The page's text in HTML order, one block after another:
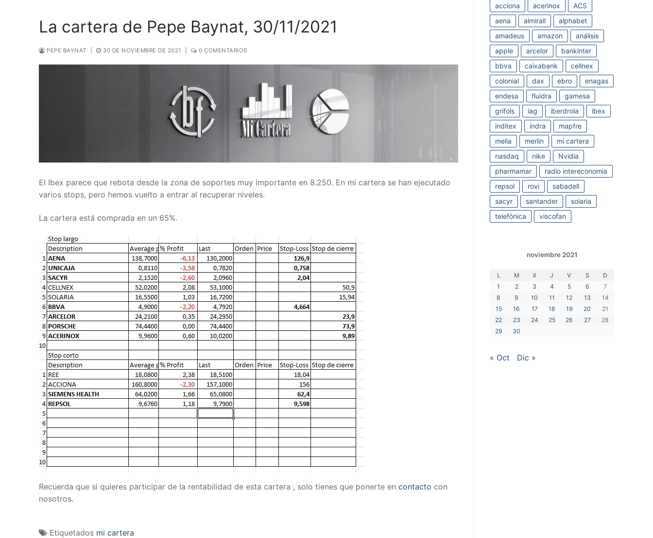
La cartera de Pepe Baynat, 30/11/2021
PEPE BAYNAT 30 DE NOVIEMBRE DE 2021 0 COMENTARIOS
El Ibex parece que rebota desde la zona de soportes muy importante en 8.250. En mi cartera se han ejecutado
varios stops, pero hemos vuelto a entrar al recuperar niveles.
La cartera está comprada en un 65%.
Recuerda que si quieres participar de la rentabilidad de esta cartera , solo tienes que ponerte en contacto con
nosotros.
Etiquetados mi cartera
acciona acerinox
ACS
aena
almirall
alphabet
amadeus
amazon
análisis
apple
arcelor
bankinter
bbva
caixabank
cellnex
colonial
dax ebro
enagas
endesa
fluidra
gamesa
grifols
iag iberdrola
ibex
inditex
indra
mapfre
melia
merlin
mi cartera
nasdaq
nike
Nvidia
pharmamar
radio intereconomia
repsol
rovi
sabadell
sacyr
santander
solaria
telefónica
viscofan
noviembre 2021
L M X J V S
D
1
2 3 4 5 6
7
8
9 10 11 12 13
14
15
16 17 18 19 20
21
22
23 24 25 26 27
28
29
30
« Oct Dic »